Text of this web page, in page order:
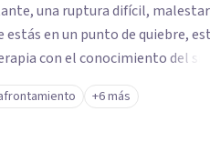
una ruptura difícil,
en un punto de quiebre,
con el conocimiento del
del síntoma y descubrir qué
empático y sin juicios, donde
+6 más